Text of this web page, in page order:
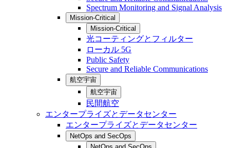
Spectrum Monitoring and Signal Analysis
Mission-Critical
Mission-Critical
光コーティングとフィルター
ローカル 5G
Public Safety
Secure and Reliable Communications
航空宇宙
航空宇宙
民間航空
エンタープライズとデータセンター
エンタープライズとデータセンター
NetOps and SecOps